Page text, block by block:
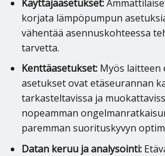
Käyttäjäasetukset:
korjata lämpöpumpun
vähentää asennuskohteessa
tarvetta.
Kenttäasetukset:Myös laitteen
asetukset ovat etäseurannan
tarkasteltavissa ja
nopeamman
paremman suorituskyvyn
Datan keruu ja analysointi: